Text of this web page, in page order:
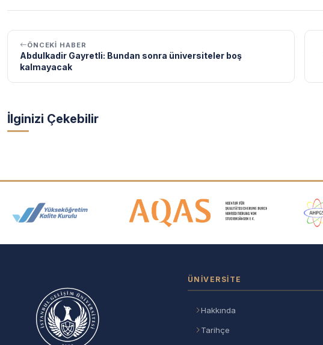
ÖNCEKI HABER
Abdulkadir Gayretli: Bundan sonra üniversiteler boş
kalmayacak
İlginizi Çekebilir
Akreditasyon ve Üyelik Logoları
ÜNIVERSITE
Hakkında
Tarihçe